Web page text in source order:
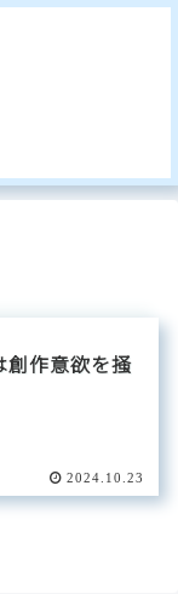
創作意欲を掻
2024.10.23